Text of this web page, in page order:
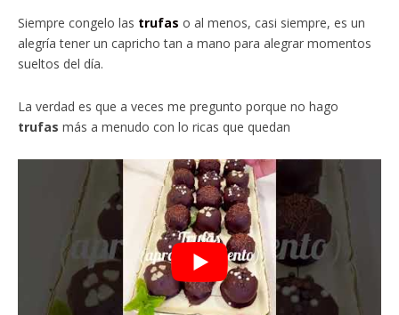
Siempre congelo las trufas o al menos, casi siempre, es un
alegría tener un capricho tan a mano para alegrar momentos
sueltos del día.
La verdad es que a veces me pregunto porque no hago
trufas más a menudo con lo ricas que quedan